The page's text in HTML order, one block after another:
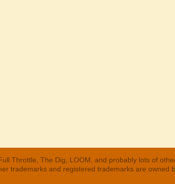
Throttle, The Dig, LOOM, and probably lots of
trademarks and registered trademarks are